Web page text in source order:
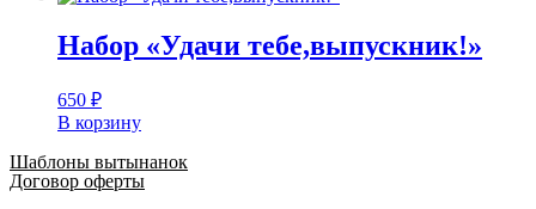
Набор «Удачи тебе,выпускник!»
650 ₽
В корзину
Шаблоны вытынанок
Договор оферты